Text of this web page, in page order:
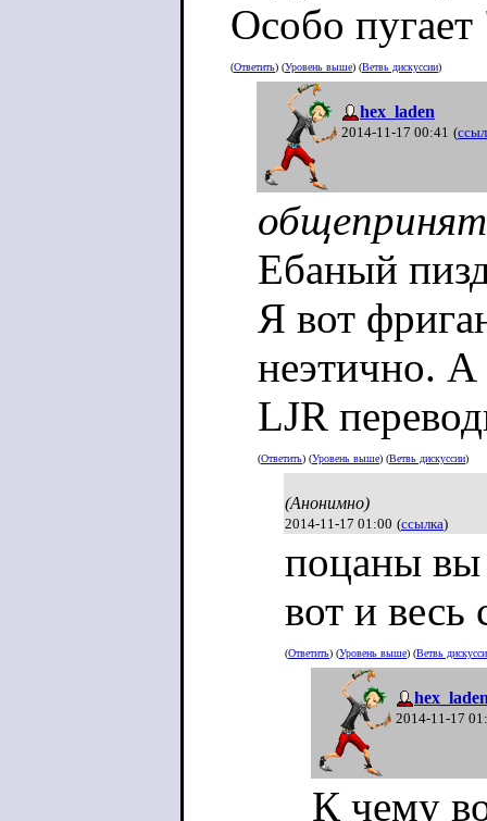
Особо
(Ответить) (Уровень выше) (Ветвь дискуссии)
hex_laden
2014-11-17 00:41 (
Ебаный
Я вот
неэтично. А
LJR
(Ответить) (Уровень выше) (Ветвь дискуссии)
(Анонимно)
2014-11-17 01:00 (ссылка)
поцаны вы
вот и весь
(Ответить) (Уровень выше) (Ветвь
2014-11-17
К чему